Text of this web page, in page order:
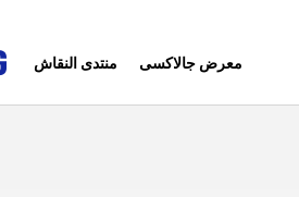
منتدى النقاش معرض جالاكسى